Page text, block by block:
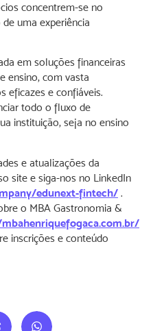
concentrem-se no
uma experiência
em soluções financeiras
ensino, com vasta
eficazes e confiáveis.
todo o fluxo de
instituição, seja no ensino
e atualizações da
site e siga-nos no LinkedIn
edunext-fintech/ .
o MBA Gastronomia &
inscrições e conteúdo